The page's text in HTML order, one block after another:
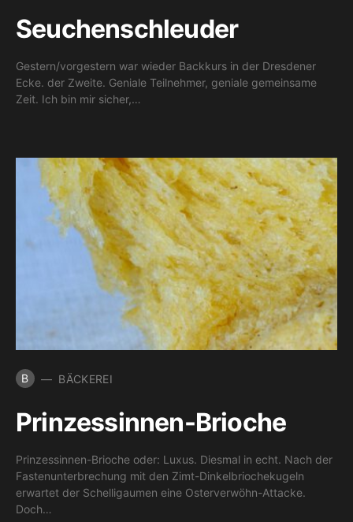
Seuchenschleuder
Gestern/vorgestern war wieder Backkurs in der Dresdener
Ecke. der Zweite. Geniale Teilnehmer, geniale gemeinsame
Zeit. Ich bin mir sicher,…
B BÄCKEREI
Prinzessinnen-Brioche
Prinzessinnen-Brioche oder: Luxus. Diesmal in echt. Nach der
Fastenunterbrechung mit den Zimt-Dinkelbriochekugeln
erwartet der Schelligaumen eine Osterverwöhn-Attacke.
Doch…